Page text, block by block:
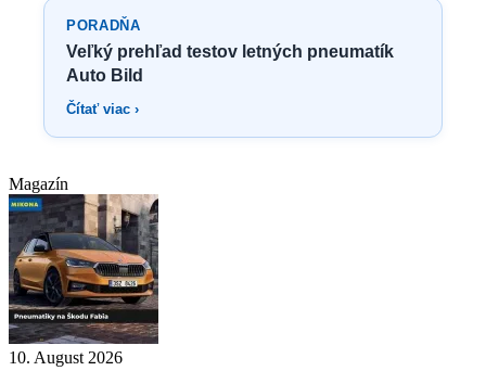
PORADŇA
Veľký prehľad testov letných pneumatík
Auto Bild
Čítať viac ›
Magazín
10. August 2026